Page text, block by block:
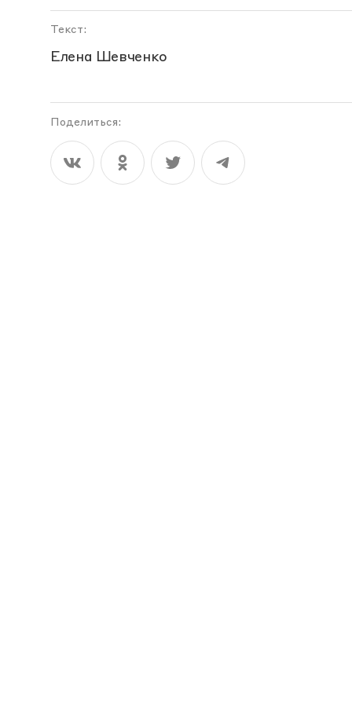
Текст:
Елена Шевченко
Поделиться: